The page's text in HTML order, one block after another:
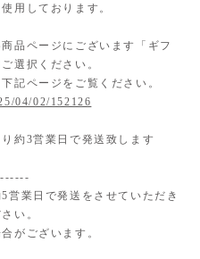
用しております。
品ページにございます「ギフ
選択ください。
記ページをご覧ください。
04/02/152126
約3営業日で発送致します
営業日で発送をさせていただき
い。
がございます。